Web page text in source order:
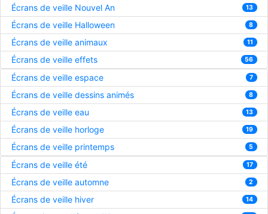
Écrans de veille Nouvel An 13
Écrans de veille Halloween 8
Écrans de veille animaux 11
Écrans de veille effets 56
Écrans de veille espace 7
Écrans de veille dessins animés 8
Écrans de veille eau 13
Écrans de veille horloge 19
Écrans de veille printemps 5
Écrans de veille été 17
Écrans de veille automne 2
Écrans de veille hiver 14